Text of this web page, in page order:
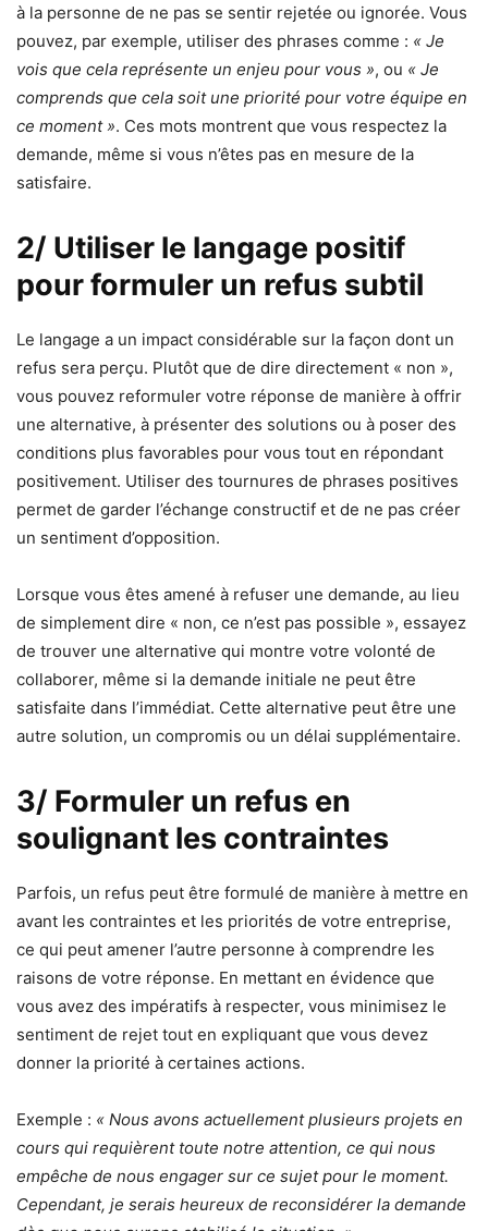
à la personne de ne pas se sentir rejetée ou ignorée. Vous
pouvez, par exemple, utiliser des phrases comme : « Je
vois que cela représente un enjeu pour vous », ou « Je
comprends que cela soit une priorité pour votre équipe en
ce moment ». Ces mots montrent que vous respectez la
demande, même si vous n’êtes pas en mesure de la
satisfaire.
2/ Utiliser le langage positif
pour formuler un refus subtil
Le langage a un impact considérable sur la façon dont un
refus sera perçu. Plutôt que de dire directement « non »,
vous pouvez reformuler votre réponse de manière à offrir
une alternative, à présenter des solutions ou à poser des
conditions plus favorables pour vous tout en répondant
positivement. Utiliser des tournures de phrases positives
permet de garder l’échange constructif et de ne pas créer
un sentiment d’opposition.
Lorsque vous êtes amené à refuser une demande, au lieu
de simplement dire « non, ce n’est pas possible », essayez
de trouver une alternative qui montre votre volonté de
collaborer, même si la demande initiale ne peut être
satisfaite dans l’immédiat. Cette alternative peut être une
autre solution, un compromis ou un délai supplémentaire.
3/ Formuler un refus en
soulignant les contraintes
Parfois, un refus peut être formulé de manière à mettre en
avant les contraintes et les priorités de votre entreprise,
ce qui peut amener l’autre personne à comprendre les
raisons de votre réponse. En mettant en évidence que
vous avez des impératifs à respecter, vous minimisez le
sentiment de rejet tout en expliquant que vous devez
donner la priorité à certaines actions.
Exemple : « Nous avons actuellement plusieurs projets en
cours qui requièrent toute notre attention, ce qui nous
empêche de nous engager sur ce sujet pour le moment.
Cependant, je serais heureux de reconsidérer la demande